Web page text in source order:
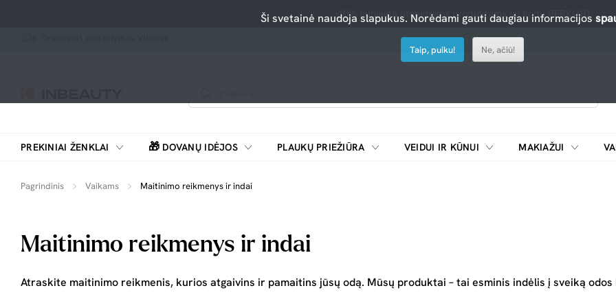
-10% nuolaida atrinktiems produktams su kodu PERKU10
PREKINIAI ŽENKLAI 🎁 DOVANŲ IDĖJOS PLAUKŲ PRIEŽIŪRA VEIDUI IR KŪNUI MAKIAŽUI
Pagrindinis Vaikams Maitinimo reikmenys ir indai
Maitinimo reikmenys ir indai
Atraskite maitinimo reikmenis, kurios atgaivins ir pamaitins jūsų odą. Mūsų produktai – tai esminis indėlis į sveiką
Ši svetainė naudoja slapukus. Norėdami gauti daugiau informacijos
Taip, puiku! Ne, ačiū!